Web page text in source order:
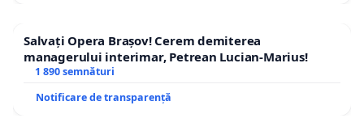
Salvați Opera Brașov! Cerem demiterea
managerului interimar, Petrean Lucian-Marius!
1 890 semnături
Notificare de transparență